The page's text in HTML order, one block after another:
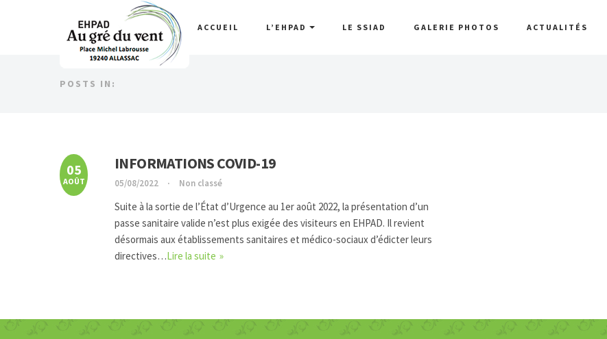
ACCUEIL L’EHPAD LE SSIAD GALERIE PHOTOS ACTUALITÉS
POSTS IN:
05
AOÛT
INFORMATIONS COVID-19
05/08/2022 Non classé
Suite à la sortie de l’État d’Urgence au 1er août 2022, la présentation d’un
passe sanitaire valide n’est plus exigée des visiteurs en EHPAD. Il revient
désormais aux établissements sanitaires et médico-sociaux d’édicter leurs
directives…Lire la suite